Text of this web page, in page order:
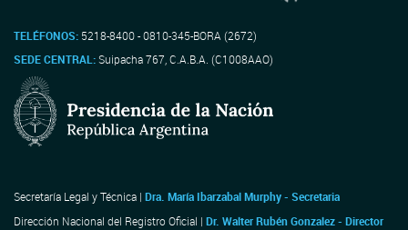
TELÉFONOS: 5218-8400 - 0810-345-BORA (2672)
SEDE CENTRAL:Suipacha 767, C.A.B.A. (C1008AAO)
Secretaría Legal y Técnica | Dra. María Ibarzabal Murphy - Secretaria
Dirección Nacional del Registro Oficial | Dr. Walter Rubén Gonzalez - Director